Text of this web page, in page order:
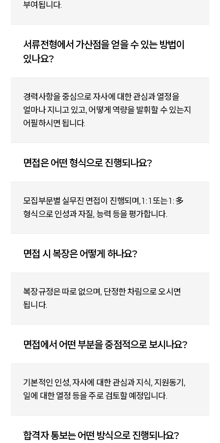
부여됩니다.
서류전형에서 가산점을 얻을 수 있는 방법이
있나요?
경력사항을 중심으로 자사에 대한 관심과 열정을
얼마나 지니고 있고, 어떻게 역량을 발휘할 수 있는지
어필하시면 됩니다.
면접은 어떤 형식으로 진행되나요?
모집부문별 실무진 면접이 진행되며, 1 : 1 또는 1 : 多
형식으로 인성과 자질, 능력 등을 평가합니다.
면접 시 복장은 어떻게 하나요?
복장규정은 따로 없으며, 단정한 차림으로 오시면
됩니다.
면접에서 어떤 부분을 중점적으로 보시나요?
기본적인 인성, 자사에 대한 관심과 지식, 지원동기,
일에 대한 열정 등을 주로 검토할 예정입니다.
합격자 통보는 어떤 방식으로 진행되나요?